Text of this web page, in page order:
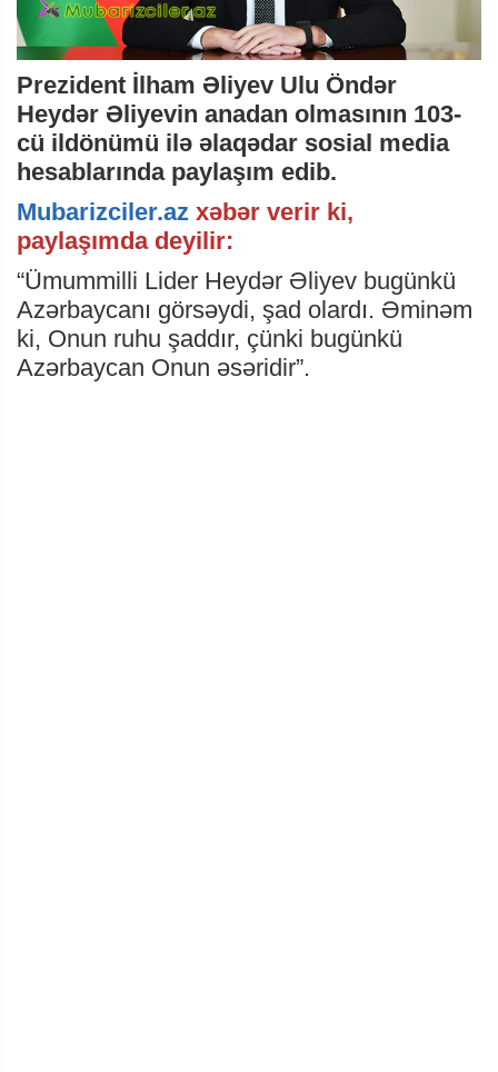
Prezident İlham Əliyev Ulu Öndər
Heydər Əliyevin anadan olmasının 103-
cü ildönümü ilə əlaqədar sosial media
hesablarında paylaşım edib.
Mubarizciler.az xəbər verir ki,
paylaşımda deyilir:
“Ümummilli Lider Heydər Əliyev bugünkü
Azərbaycanı görsəydi, şad olardı. Əminəm
ki, Onun ruhu şaddır, çünki bugünkü
Azərbaycan Onun əsəridir”.